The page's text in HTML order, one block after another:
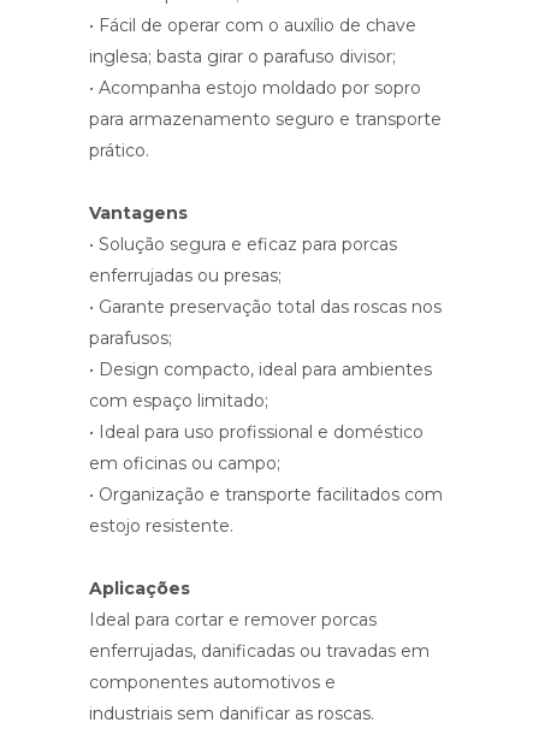
• Fácil de operar com o auxílio de chave
inglesa; basta girar o parafuso divisor;
• Acompanha estojo moldado por sopro
para armazenamento seguro e transporte
prático.
Vantagens
• Solução segura e eficaz para porcas
enferrujadas ou presas;
• Garante preservação total das roscas nos
parafusos;
• Design compacto, ideal para ambientes
com espaço limitado;
• Ideal para uso profissional e doméstico
em oficinas ou campo;
• Organização e transporte facilitados com
estojo resistente.
Aplicações
Ideal para cortar e remover porcas
enferrujadas, danificadas ou travadas em
componentes automotivos e
industriais sem danificar as roscas.